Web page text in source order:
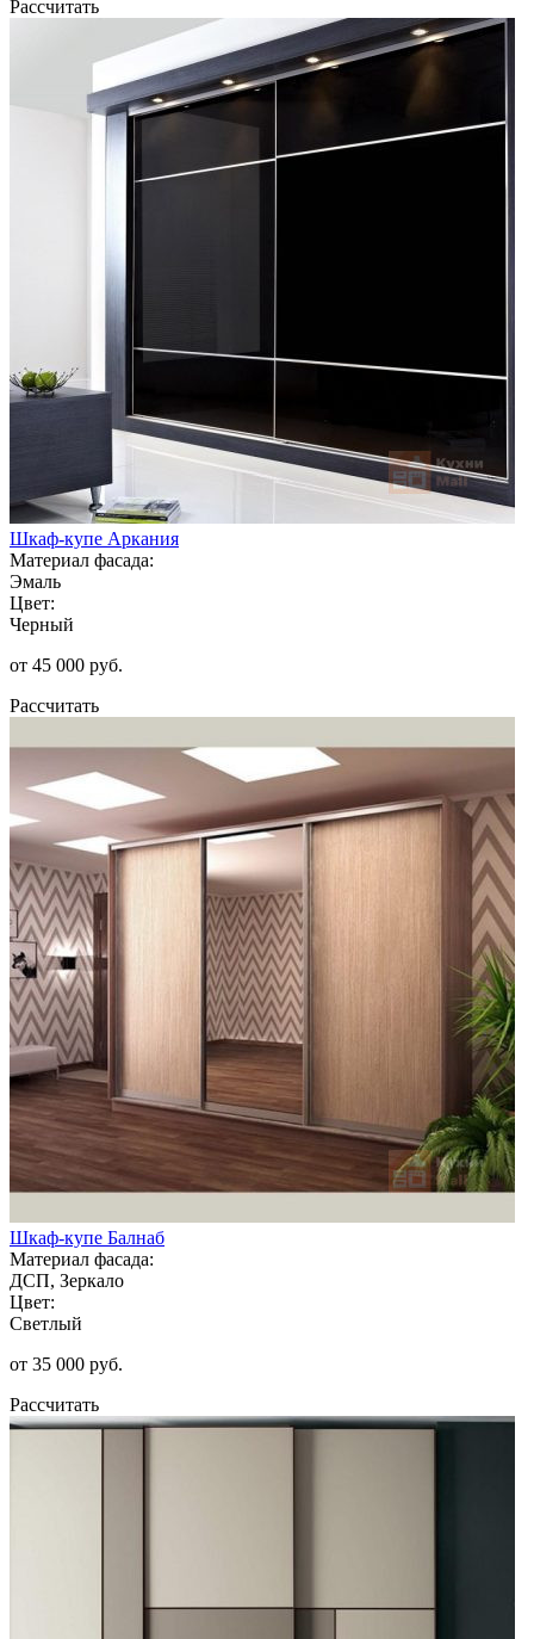
Рассчитать
Шкаф-купе Аркания
Материал фасада:
Эмаль
Цвет:
Черный
от 45 000 руб.
Рассчитать
Шкаф-купе Балнаб
Материал фасада:
ДСП, Зеркало
Цвет:
Светлый
от 35 000 руб.
Рассчитать